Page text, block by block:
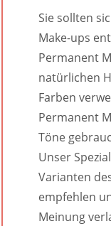
Sie sollten
Make-ups
Permanent
natürlichen
Farben
Permanent
Töne
Unser
Varianten
empfehlen
Meinung